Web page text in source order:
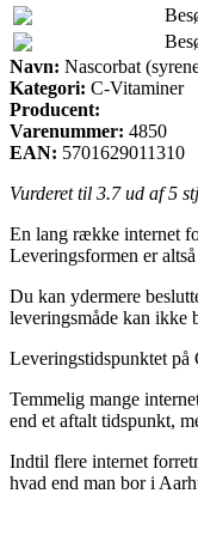
Navn: Nascorbat
Kategori: C-Vitaminer
Producent:
Varenummer: 4850
EAN: 5701629011310
Vurderet til 3.7ud af 5
En lang række internet
Leveringsformen er
Du kan ydermere
leveringsmåde kan ikke
Leveringstidspunktet på
Temmelig mange
end et aftalt tidspunkt,
Indtil flere internet
hvad end man bor i